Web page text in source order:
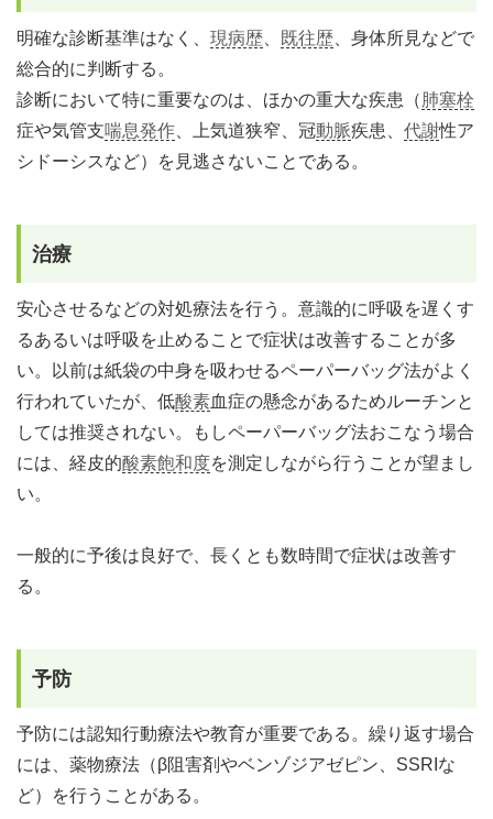
明確な診断基準はなく、 現病歴 既往歴 、身体所見などで
総合的に判断する。
診断において特に重要なのは、ほかの重大な疾患（ 肺塞栓
症や気管支喘息発作 、上気道狭窄、冠動脈疾患、 代謝性ア
シドーシスなど）を見逃さないことである。
治療
安心させるなどの対処療法を行う。意識的に呼吸を遅くす
るあるいは呼吸を止めることで症状は改善することが多
い。以前は紙袋の中身を吸わせるペーパーバッグ法がよく
行われていたが、低酸素血症の懸念があるためルーチンと
しては推奨されない。もしペーパーバッグ法おこなう場合
には、経皮的酸素飽和度を測定しながら行うことが望まし
い。
一般的に予後は良好で、長くとも数時間で症状は改善す
る。
予防
予防には認知行動療法や教育が重要である。繰り返す場合
には、薬物療法（β阻害剤やベンゾジアゼピン、SSRIな
ど）を行うことがある。